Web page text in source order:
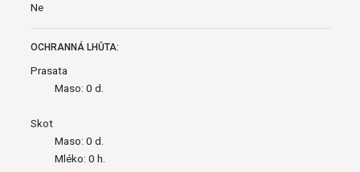
Ne
OCHRANNÁ LHŮTA:
Prasata
Maso: 0 d.
Skot
Maso: 0 d.
Mléko: 0 h.